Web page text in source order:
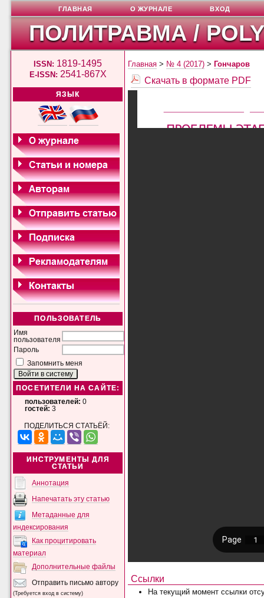
ПОЛИТРАВМА /
ISSN: 1819-1495
E-ISSN: 2541-867X
ЯЗЫК
ПОЛЬЗОВАТЕЛЬ
Имя
пользователя
Пароль
Запомнить меня
ПОСЕТИТЕЛИ НА САЙТЕ:
пользователей: 0
гостей: 3
ПОДЕЛИТЬСЯ СТАТЬЁЙ:
ИНСТРУМЕНТЫ ДЛЯ
СТАТЬИ
Аннотация
Напечатать эту статью
Метаданные для
индексирования
Как процитировать
материал
Дополнительные файлы
Отправить письмо автору
(Требуется вход в систему)
ГЛАВНАЯ О ЖУРНАЛЕ ВХОД
Главная > № 4 (2017) > Гончаров
Скачать в формате PDF
Ссылки
На текущий момент ссылки